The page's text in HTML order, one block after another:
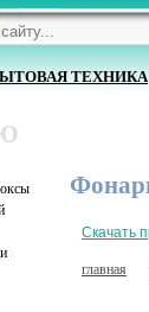
ТЕХНИКА
Скачать
главная